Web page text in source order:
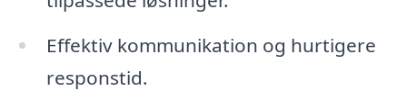
Effektiv kommunikation og hurtigere
responstid.